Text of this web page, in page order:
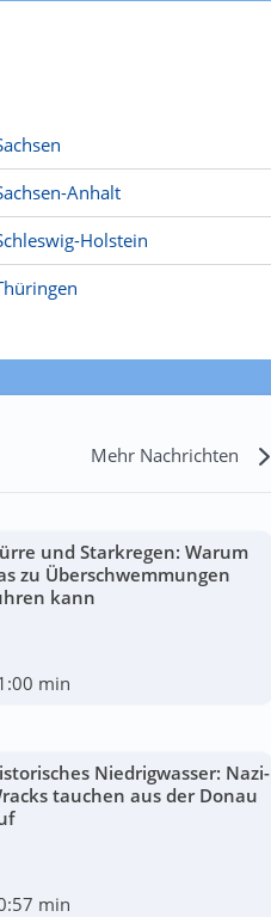
Anhalt
Holstein
Mehr Nachrichten
und Starkregen: Warum
zu Überschwemmungen
kann
min
Niedrigwasser: Nazi-
tauchen aus der Donau
min